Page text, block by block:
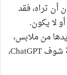
أن تراه، فقد
لا يكون.
من ملابس،
تعطّرت، ثمّ ركضت إلى والدتها: ”ماما، رايحة شوف ChatGPT،